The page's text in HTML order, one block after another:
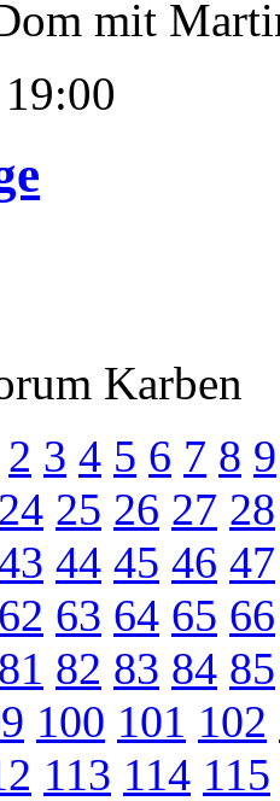
mit
Karben
2 3 4 5 6 7 8 9
24 25 26 27 28
44 45 46 47
62 63 64 65 66
81 82 83 84 85
100 101 102
113 114 115